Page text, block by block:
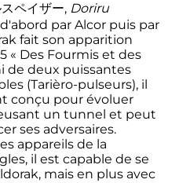
ペイザー, Doriru
par Alcor puis par
fait son apparition
« Des Fourmis et des
de deux puissantes
(Tarièro-pulseurs), il
conçu pour évoluer
un tunnel et peut
ses adversaires.
appareils de la
il est capable de se
mais en plus avec